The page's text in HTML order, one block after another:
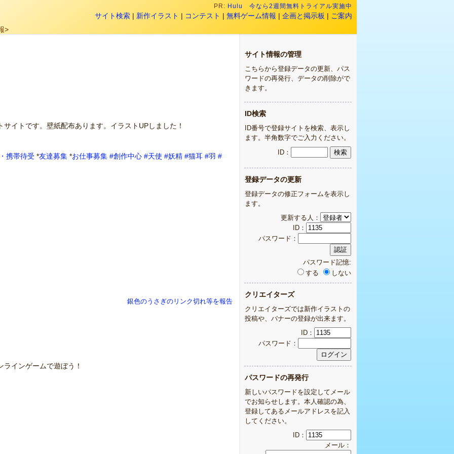
PR: Hulu 今なら2週間無料トライアル実施中
サイト検索 | 新作イラスト | コンテスト | 無料ゲーム情報 | 企画と掲示板 | ご案内
>
イトです。壁紙配布あります。イラストUPしました！
携帯待受 *友達募集 *お仕事募集 #創作中心 #天使 #妖精 #猫耳 #羽 #
銀色のうさぎのリンク切れ等を報告
インゲームで遊ぼう！
サイト情報の管理
こちらから登録データの更新、パス
ワードの再発行、データの削除がで
きます。
ID検索
ID番号で登録サイトを検索、表示し
ます。半角数字でご入力ください。
ID：
登録データの更新
登録データの修正フォームを表示し
ます。
更新する人：
ID：
パスワード：
パスワード記憶:
する
しない
クリエイターズ
クリエイターズでは新作イラストの
投稿や、バナーの登録が出来ます。
ID：
パスワード：
パスワードの再発行
新しいパスワードを設定してメール
でお知らせします。本人確認の為、
登録してあるメールアドレスを記入
してください。
ID：
メール：